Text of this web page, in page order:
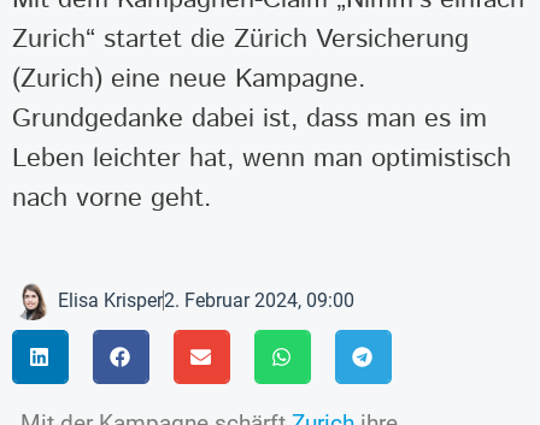
Zurich“ startet die Zürich Versicherung
(Zurich) eine neue Kampagne.
Grundgedanke dabei ist, dass man es im
Leben leichter hat, wenn man optimistisch
nach vorne geht.
Elisa Krisper2. Februar 2024, 09:00